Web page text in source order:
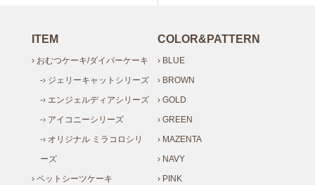
ITEM
› おむつケーキ/ダイパーケーキ
-› ジェリーキャットシリーズ
-› エンジェルディアシリーズ
-› アイコニーシリーズ
-› オリジナル ミラコロシリ
ーズ
› ペットシーツケーキ
COLOR&PATTERN
› BLUE
› BROWN
› GOLD
› GREEN
› MAZENTA
› NAVY
› PINK